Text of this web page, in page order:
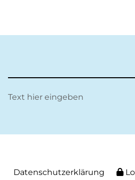
Text hier eingeben
Datenschutzerklärung